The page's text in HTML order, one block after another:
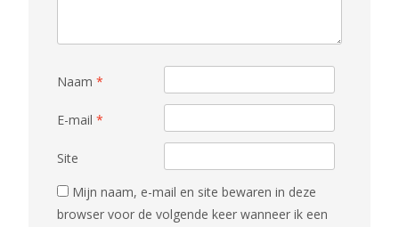
Naam *
E-mail *
Site
Mijn naam, e-mail en site bewaren in deze
browser voor de volgende keer wanneer ik een